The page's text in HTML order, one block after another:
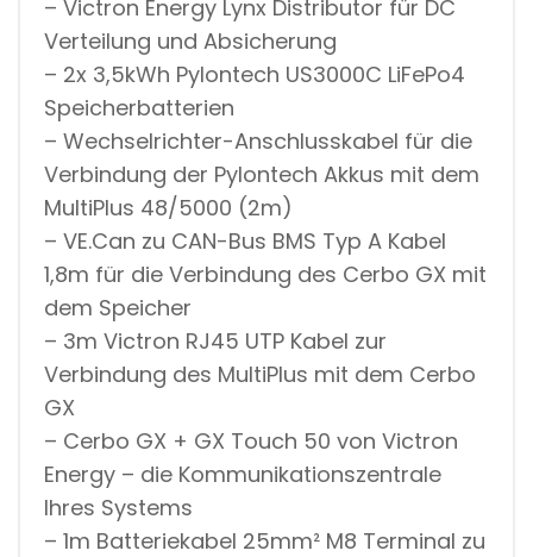
– Victron Energy Lynx Distributor für DC
Verteilung und Absicherung
– 2x 3,5kWh Pylontech US3000C LiFePo4
Speicherbatterien
– Wechselrichter-Anschlusskabel für die
Verbindung der Pylontech Akkus mit dem
MultiPlus 48/5000 (2m)
– VE.Can zu CAN-Bus BMS Typ A Kabel
1,8m für die Verbindung des Cerbo GX mit
dem Speicher
– 3m Victron RJ45 UTP Kabel zur
Verbindung des MultiPlus mit dem Cerbo
GX
– Cerbo GX + GX Touch 50 von Victron
Energy – die Kommunikationszentrale
Ihres Systems
– 1m Batteriekabel 25mm² M8 Terminal zu